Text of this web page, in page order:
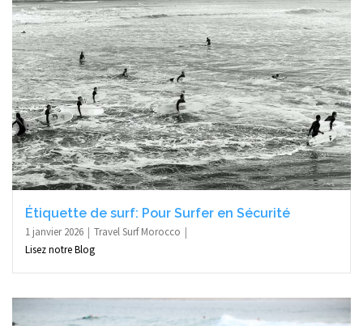
Étiquette de surf: Pour Surfer en Sécurité
1 janvier 2026
Travel Surf Morocco
Lisez notre Blog